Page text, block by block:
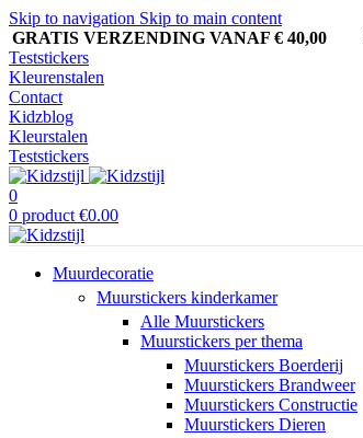
Skip to navigation Skip to main content
GRATIS VERZENDING VANAF € 40,00
Teststickers
Kleurenstalen
Contact
Kidzblog
Kleurstalen
Teststickers
0
0 product €0.00
Muurdecoratie
Muurstickers kinderkamer
Alle Muurstickers
Muurstickers per thema
Muurstickers Boerderij
Muurstickers Brandweer
Muurstickers Constructie
Muurstickers Dieren